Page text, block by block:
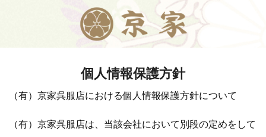
個人情報保護方針
（有）京家呉服店における個人情報保護方針について
（有）京家呉服店は、当該会社において別段の定めをして